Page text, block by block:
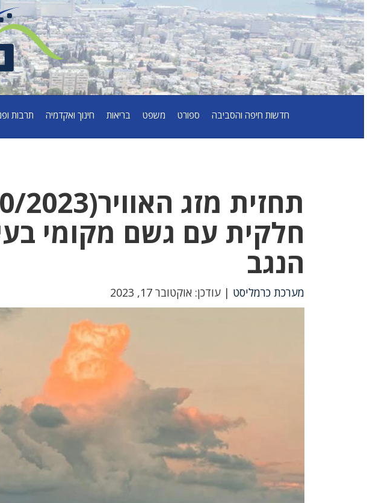
חדשות חיפה והסביבה ספורט משפט בריאות חינוך ואקדמיה תרבות
חלקית עם גשם מקומי
הנגב
מערכת כרמליסט | עודכן: אוקטובר 17, 2023